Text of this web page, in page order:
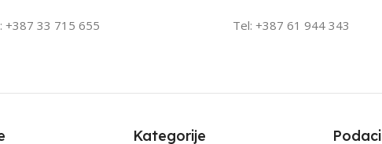
+387 33 715 655 Tel: +387 61 944 343
Kategorije Podaci